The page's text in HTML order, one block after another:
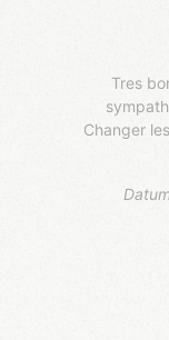
Tres
Changer